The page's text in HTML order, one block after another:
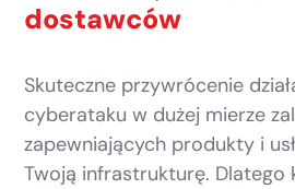
dostawców
Skuteczne przywrócenie
cyberataku w dużej mierze
zapewniających produkty i
Twoją infrastrukturę. Dlatego